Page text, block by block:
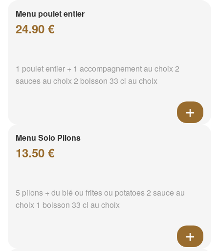
Menu poulet entier
24.90 €
1 poulet entier + 1 accompagnement au choix 2
sauces au choix 2 boisson 33 cl au choix
Menu Solo Pilons
13.50 €
5 pilons + du blé ou frites ou potatoes 2 sauce au
choix 1 boisson 33 cl au choix